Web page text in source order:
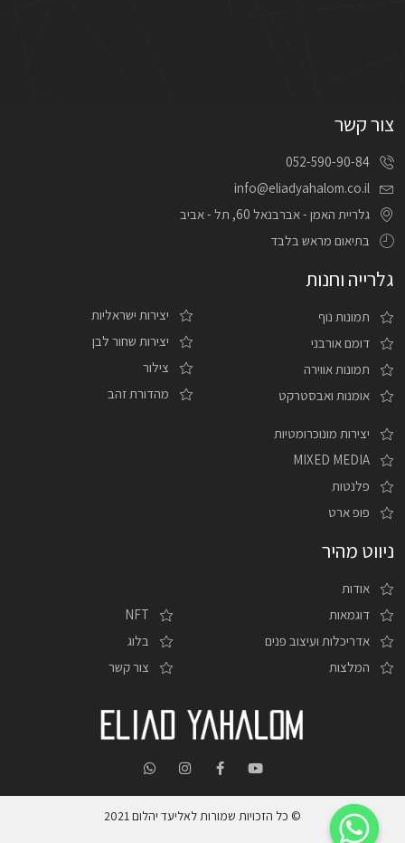
צור קשר
052-590-90-84
info@eliadyahalom.co.il
גלריית האמן - אברבנאל 60, תל - אביב
בתיאום מראש בלבד
גלרייה וחנות
תמונות נוף
דומם אורבני
תמונות אווירה
אומנות ואבסטרקט
יצירות ישראליות
יצירות שחור לבן
צילור
מהדורת זהב
יצירות מונוכרומטיות
MIXED MEDIA
פלנטות
פופ ארט
ניווט מהיר
אודות
דוגמאות
אדריכלות ועיצוב פנים
המלצות
NFT
בלוג
צור קשר
© כל הזכויות שמורות לאליעד יהלום 2021